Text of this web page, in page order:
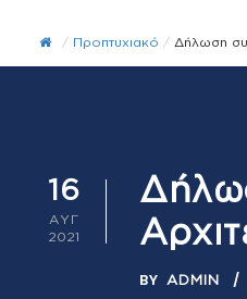
/ Προπτυχιακό / Δήλωση
16
ΑΥΓ
2021
BY ADMIN